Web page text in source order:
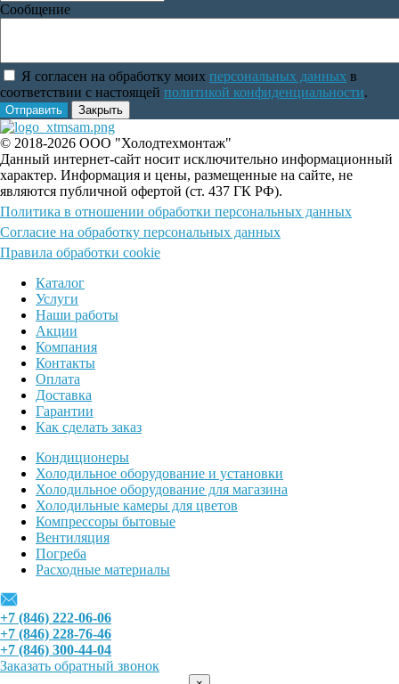
Сообщение
Я согласен на обработку моих персональных данных в
соответствии с настоящей политикой конфиденциальности.
Отправить Закрыть
© 2018-2026 ООО "Холодтехмонтаж"
Данный интернет-сайт носит исключительно информационный
характер. Информация и цены, размещенные на сайте, не
являются публичной офертой (ст. 437 ГК РФ).
Политика в отношении обработки персональных данных
Согласие на обработку персональных данных
Правила обработки cookie
Каталог
Услуги
Наши работы
Акции
Компания
Контакты
Оплата
Доставка
Гарантии
Как сделать заказ
Кондиционеры
Холодильное оборудование и установки
Холодильное оборудование для магазина
Холодильные камеры для цветов
Компрессоры бытовые
Вентиляция
Погреба
Расходные материалы
+7 (846) 222-06-06
+7 (846) 228-76-46
+7 (846) 300-44-04
Заказать обратный звонок